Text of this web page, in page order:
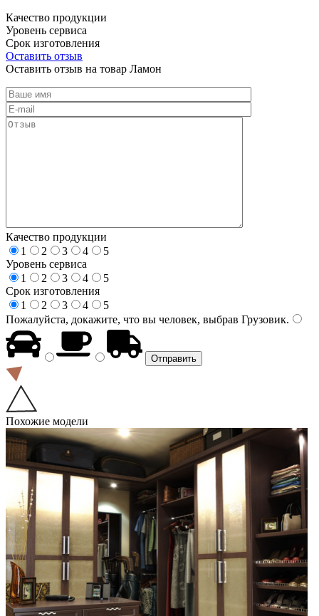
Качество продукции
Уровень сервиса
Срок изготовления
Оставить отзыв
Оставить отзыв на товар Ламон
Качество продукции
1
2 3 4
5
Уровень сервиса
1
2 3 4
5
Срок изготовления
1
2 3 4
5
Пожалуйста, докажите, что вы человек, выбрав Грузовик.
Похожие модели